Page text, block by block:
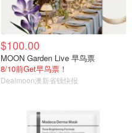
$100.00
MOON Garden Live 早鸟票
8/10前Get早鸟票！
Dealmoon澳新省钱快报